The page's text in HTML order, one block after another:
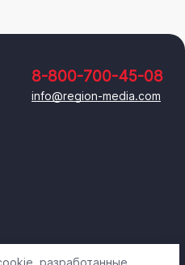
8-800-700-45-08
info@region-media.com
разработанные